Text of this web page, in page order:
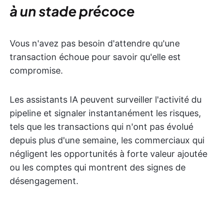
à un stade précoce
Vous n'avez pas besoin d'attendre qu'une
transaction échoue pour savoir qu'elle est
compromise.
Les assistants IA peuvent surveiller l'activité du
pipeline et signaler instantanément les risques,
tels que les transactions qui n'ont pas évolué
depuis plus d'une semaine, les commerciaux qui
négligent les opportunités à forte valeur ajoutée
ou les comptes qui montrent des signes de
désengagement.